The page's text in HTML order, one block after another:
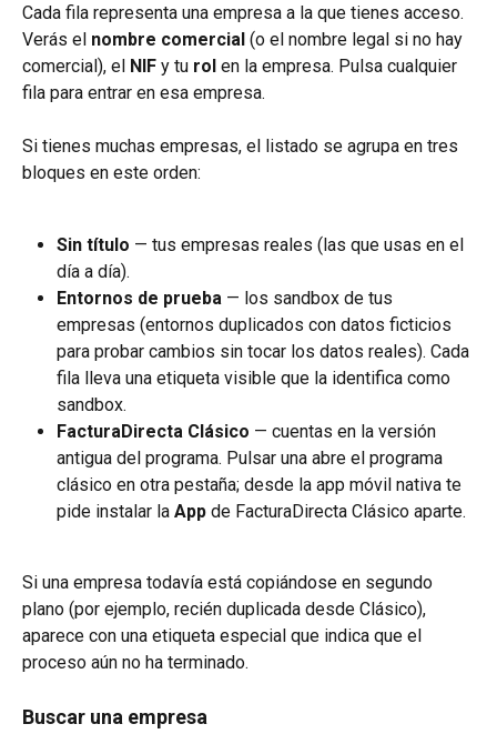
Cada fila representa una empresa a la que tienes acceso.
Verás el nombre comercial (o el nombre legal si no hay
comercial), el NIF y tu rol en la empresa. Pulsa cualquier
fila para entrar en esa empresa.
Si tienes muchas empresas, el listado se agrupa en tres
bloques en este orden:
Sin título — tus empresas reales (las que usas en el
día a día).
Entornos de prueba — los sandbox de tus
empresas (entornos duplicados con datos ficticios
para probar cambios sin tocar los datos reales). Cada
fila lleva una etiqueta visible que la identifica como
sandbox.
FacturaDirecta Clásico — cuentas en la versión
antigua del programa. Pulsar una abre el programa
clásico en otra pestaña; desde la app móvil nativa te
pide instalar la App de FacturaDirecta Clásico aparte.
Si una empresa todavía está copiándose en segundo
plano (por ejemplo, recién duplicada desde Clásico),
aparece con una etiqueta especial que indica que el
proceso aún no ha terminado.
Buscar una empresa